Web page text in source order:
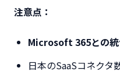
注意点：
Microsoft 365との
日本のSaaSコネクタ